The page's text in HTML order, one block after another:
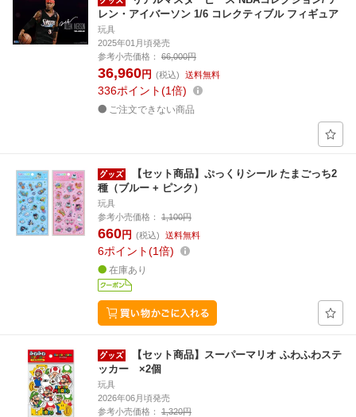
レン・アイバーソン 1/6 コレクティブル フィギュア
玩具
2025年01月頃発売
参考小売価格：
66,000円
36,960円 (税込) 送料無料
336ポイント 1倍
ご注文できない商品
【セット商品】ぷっくりシール たまごっち2
種（ブルー + ピンク）
玩具
参考小売価格：
1,100円
660円 (税込) 送料無料
6ポイント 1倍
在庫あり
【セット商品】スーパーマリオ ふわふわステ
ッカー ×2個
玩具
2026年06月頃発売
参考小売価格：
1,320円